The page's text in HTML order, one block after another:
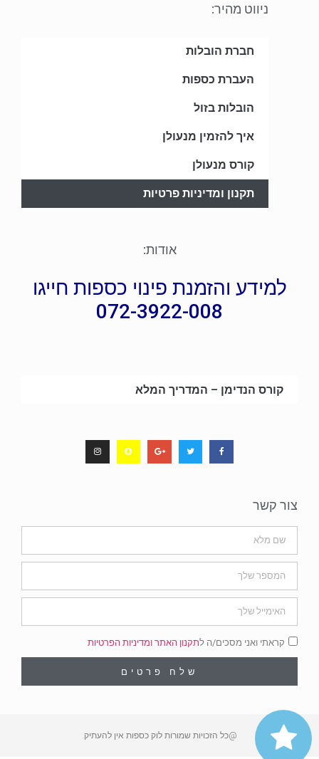
ניווט מהיר:
חברת הובלות
העברת כספות
הובלות בזול
איך להזמין מנעולן
קורס מנעולן
תקנון ומדיניות פרטיות
אודות:
למידע והזמנת פינוי כספות חייגו
072-3922-008
קורס הנדימן – המדריך המלא
צור קשר
קראתי ואני מסכים/ה לתקנון האתר ומדיניות הפרטיות
שלח פרטים
@כל הזכויות שמורות לוק כספות אין להעתיק.